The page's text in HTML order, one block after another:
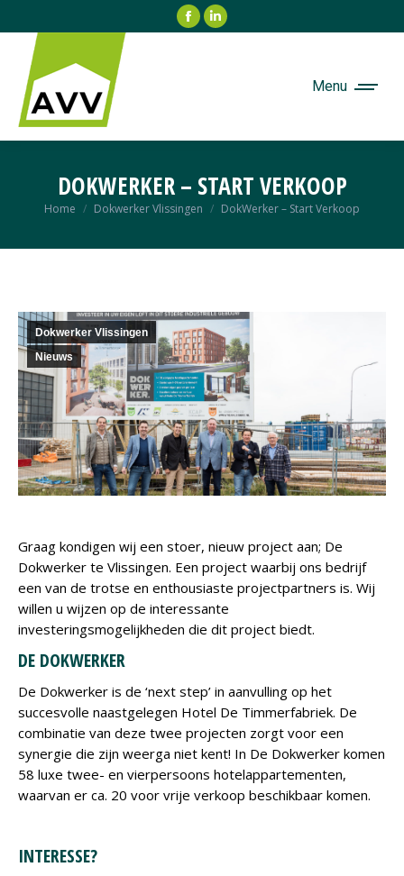
FacebookLinkedin
Menu
DOKWERKER – START VERKOOP
Je bent hier:
Home Dokwerker Vlissingen DokWerker – Start Verkoop
Dokwerker Vlissingen
Nieuws
Graag kondigen wij een stoer, nieuw project aan; De
Dokwerker te Vlissingen. Een project waarbij ons bedrijf
een van de trotse en enthousiaste projectpartners is. Wij
willen u wijzen op de interessante
investeringsmogelijkheden die dit project biedt.
DE DOKWERKER
De Dokwerker is de ‘next step’ in aanvulling op het
succesvolle naastgelegen Hotel De Timmerfabriek. De
combinatie van deze twee projecten zorgt voor een
synergie die zijn weerga niet kent! In De Dokwerker komen
58 luxe twee- en vierpersoons hotelappartementen,
waarvan er ca. 20 voor vrije verkoop beschikbaar komen.
INTERESSE?